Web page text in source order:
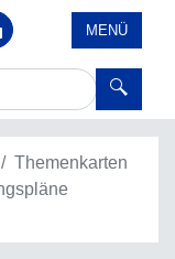
MENÜ
Themenkarten